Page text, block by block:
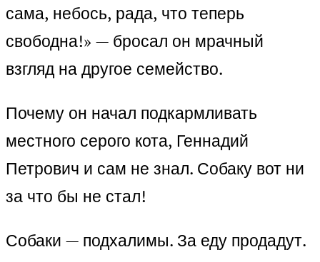
сама, небось, рада, что теперь
свободна!» — бросал он мрачный
взгляд на другое семейство.
Почему он начал подкармливать
местного серого кота, Геннадий
Петрович и сам не знал. Собаку вот ни
за что бы не стал!
Собаки — подхалимы. За еду продадут.